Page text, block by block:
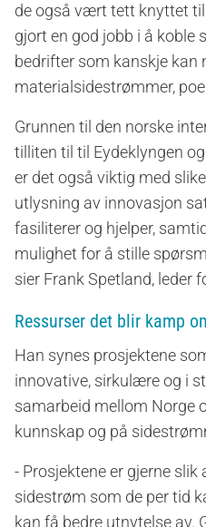
de også vært tett knyttet
gjort en god jobb i å koble
bedrifter som kanskje kan
materialsidestrømmer,
Grunnen til den norske
tilliten til til Eydeklyngen
er det også viktig med
utlysning av innovasjon
fasiliterer og hjelper,
mulighet for å stille
sier Frank Spetland, leder
Ressurser det blir kamp
Han synes prosjektene
innovative, sirkulære og i
samarbeid mellom Norge
kunnskap og på
- Prosjektene er gjerne slik
sidestrøm som de per tid
kan få bedre utnytelse av.